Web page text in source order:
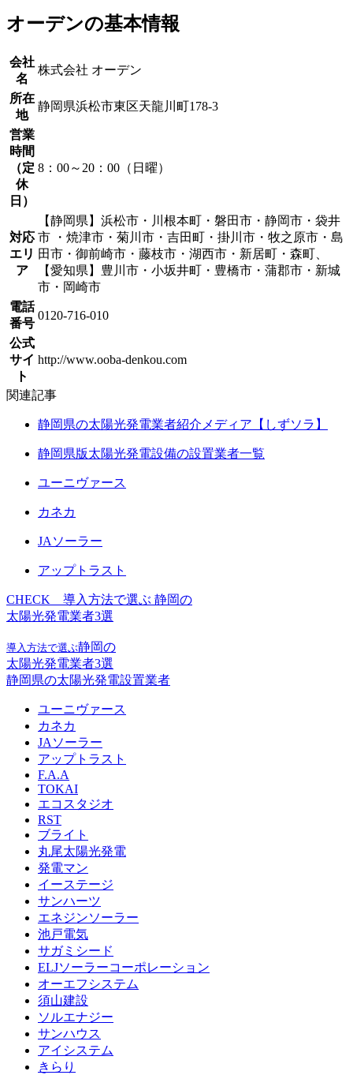
オーデンの基本情報
会社
名
株式会社 オーデン
所在
地
静岡県浜松市東区天龍川町178-3
営業
時間
（定
休
日）
8：00～20：00（日曜）
対応
エリ
ア
【静岡県】浜松市・川根本町・磐田市・静岡市・袋井
市 ・焼津市・菊川市・吉田町・掛川市・牧之原市・島
田市・御前崎市・藤枝市・湖西市・新居町・森町、
【愛知県】豊川市・小坂井町・豊橋市・蒲郡市・新城
市・岡崎市
電話
番号
0120-716-010
公式
サイ
ト
http://www.ooba-denkou.com
関連記事
静岡県の太陽光発電業者紹介メディア【しずソラ】
静岡県版太陽光発電設備の設置業者一覧
ユーニヴァース
カネカ
JAソーラー
アップトラスト
CHECK
導入方法で選ぶ 静岡の
太陽光発電業者3選
導入方法で選ぶ静岡の
太陽光発電業者3選
静岡県の太陽光発電設置業者
ユーニヴァース
カネカ
JAソーラー
アップトラスト
F.A.A
TOKAI
エコスタジオ
RST
ブライト
丸尾太陽光発電
発電マン
イーステージ
サンハーツ
エネジンソーラー
池戸電気
サガミシード
ELJソーラーコーポレーション
オーエフシステム
須山建設
ソルエナジー
サンハウス
アイシステム
きらり